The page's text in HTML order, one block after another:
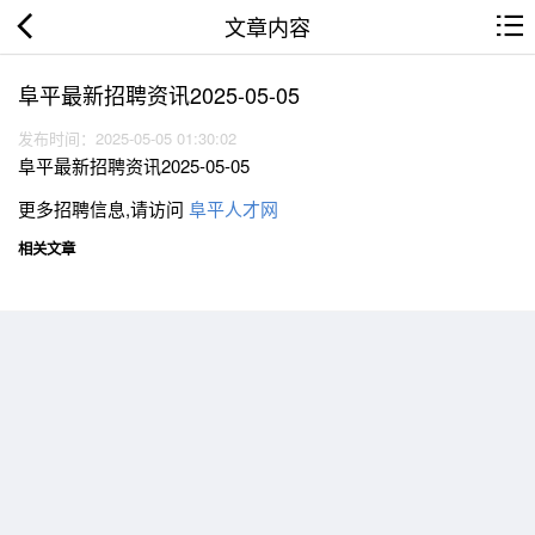
文章内容
阜平最新招聘资讯2025-05-05
发布时间：2025-05-05 01:30:02
阜平最新招聘资讯2025-05-05
更多招聘信息,请访问 阜平人才网
相关文章